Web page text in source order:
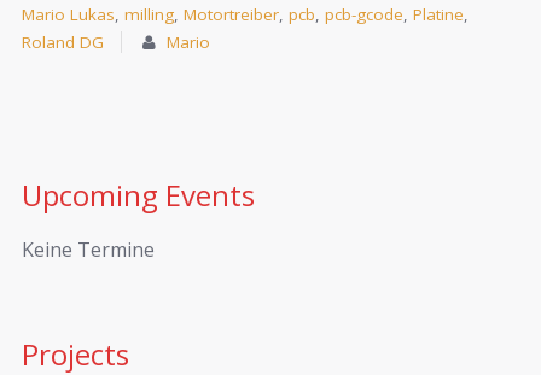
Mario Lukas, milling, Motortreiber, pcb, pcb-gcode, Platine,
Roland DG
Mario
Upcoming Events
Keine Termine
Projects